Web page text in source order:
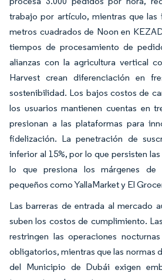
trabajo por artículo, mientras que las
metros cuadrados de Noon en
tiempos de procesamiento de
alianzas con la agricultura vertical
Harvest crean diferenciación en
sostenibilidad. Los bajos costos de
los usuarios mantienen cuentas en
presionan a las plataformas para
fidelización. La penetración de
inferior al 15%, por lo que persisten
lo que presiona los márgenes de
pequeños como YallaMarket y El
Las barreras de entrada al mercado
suben los costos de cumplimiento.
restringen las operaciones
obligatorios, mientras que las normas
del Municipio de Dubái exigen